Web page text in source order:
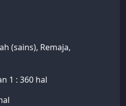
(sains), Remaja,
1 : 360 hal